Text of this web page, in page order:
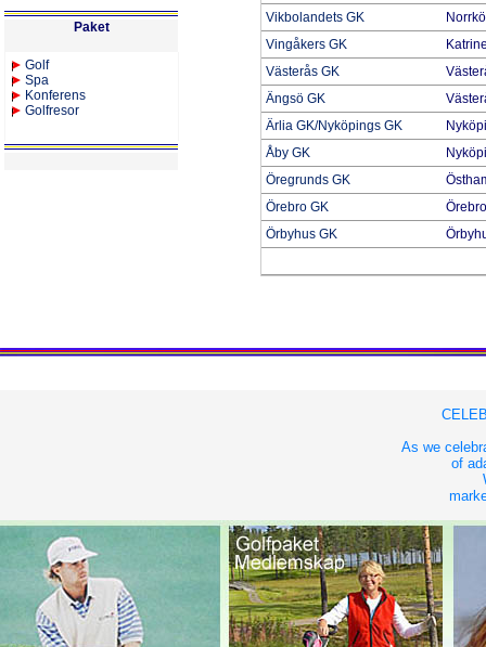
Paket
Golf
Spa
Konferens
Golfresor
Vikbolandets GK
Vingåkers GK
Västerås GK
Ängsö GK
Ärlia GK/Nyköpings GK
Åby GK
Öregrunds GK
Örebro GK
Örebro
Örbyhus GK
As we
of